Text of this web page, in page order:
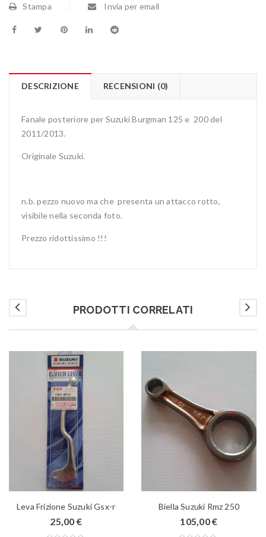
Stampa Invia per email
DESCRIZIONE RECENSIONI (0)
Fanale posteriore per Suzuki Burgman 125 e 200 del
2011/2013.
Originale Suzuki.
n.b. pezzo nuovo ma che presenta un attacco rotto,
visibile nella seconda foto.
Prezzo ridottissimo !!!
PRODOTTI CORRELATI
Leva Frizione Suzuki Gsx-r
25,00 €
Biella Suzuki Rmz 250
105,00€